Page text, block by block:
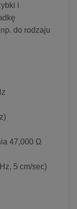
i
do rodzaju
47,000 Ω
5 cm/sec)